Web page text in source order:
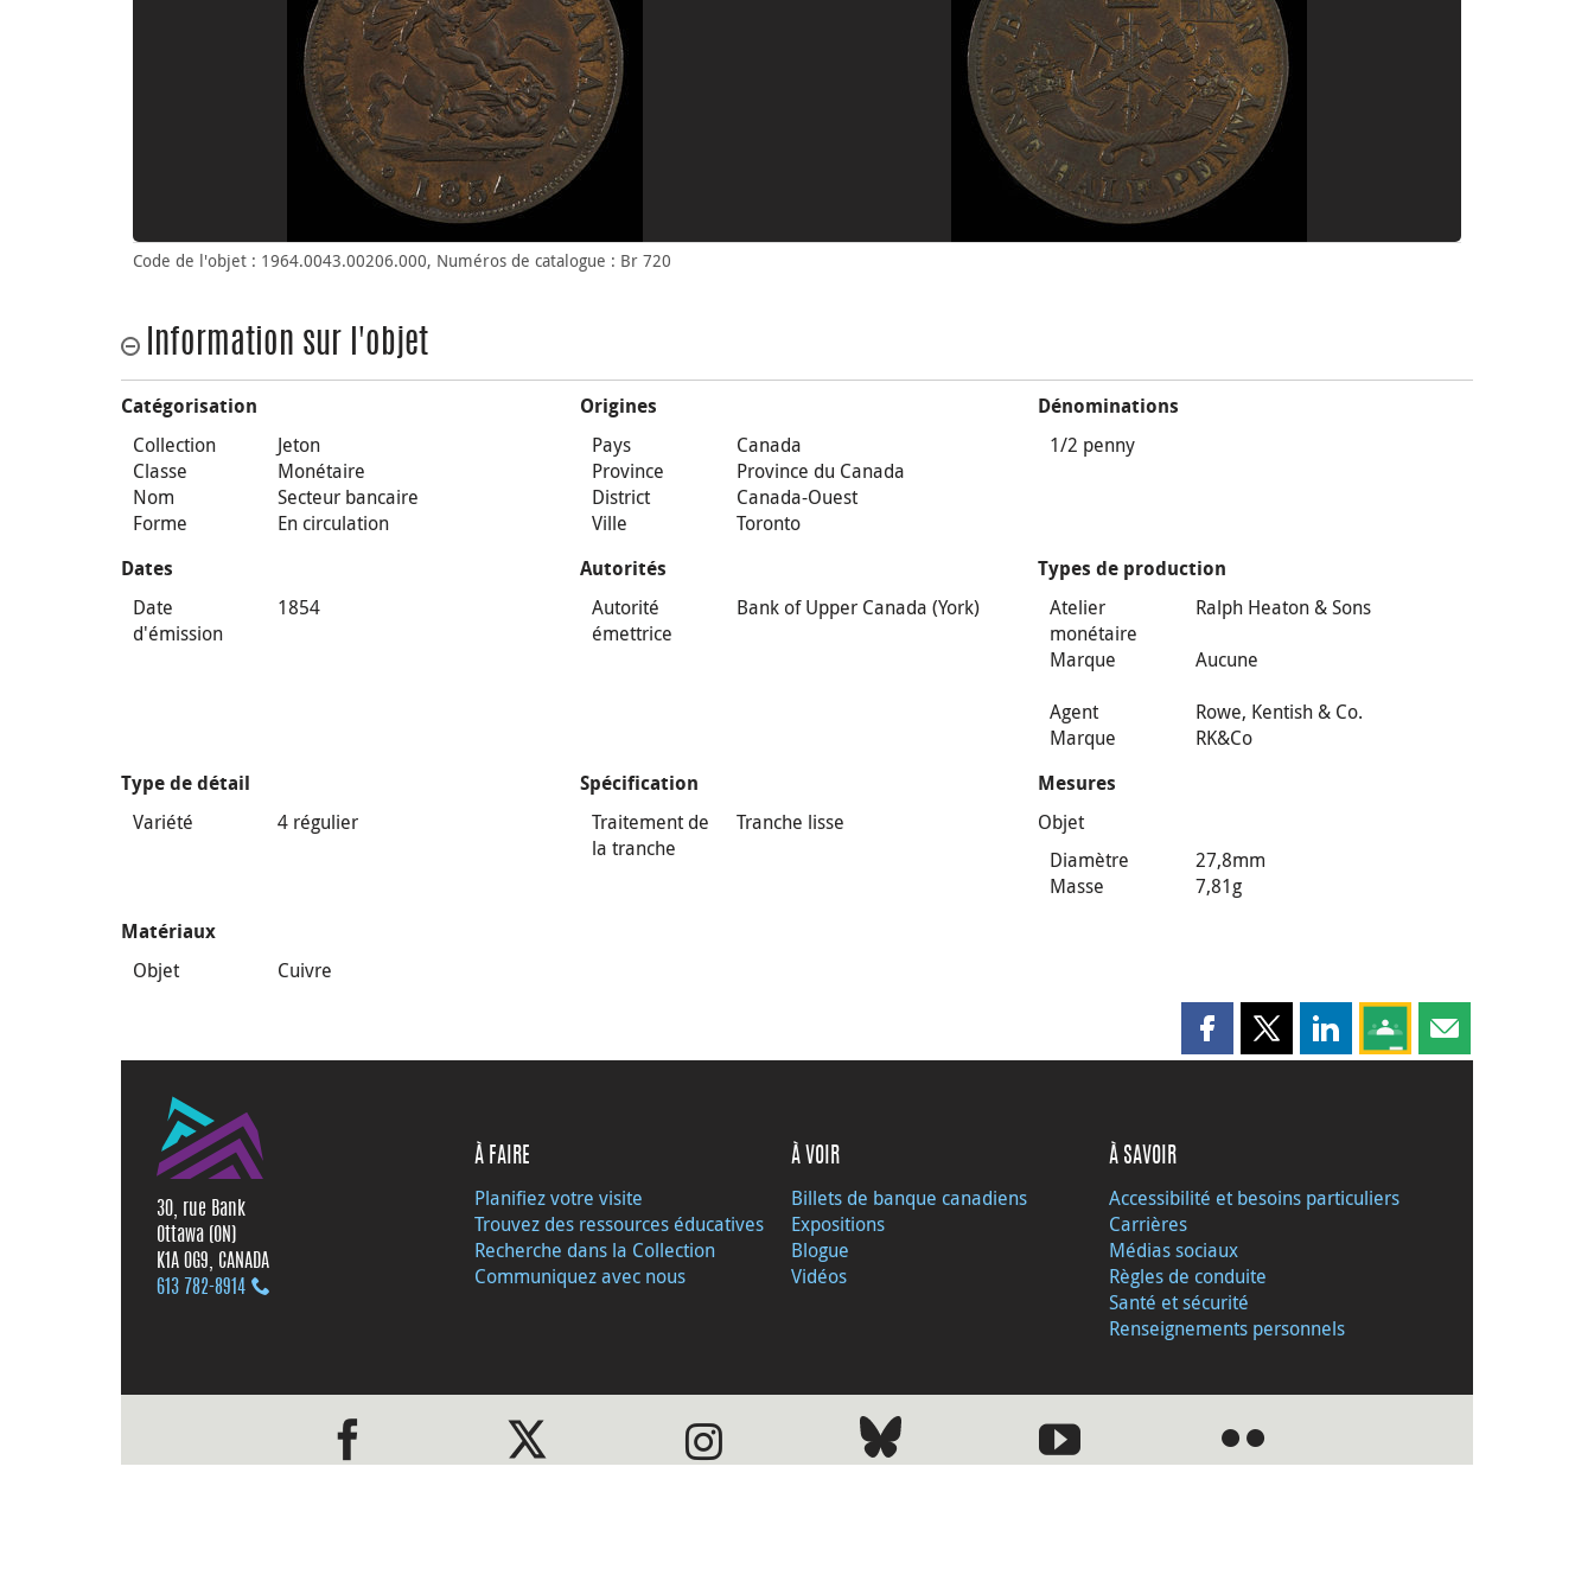
Code de l'objet : 1964.0043.00206.000, Numéros de catalogue : Br 720
Information sur l'objet
Catégorisation
Collection
Jeton
Classe
Monétaire
Nom
Secteur bancaire
Forme
En circulation
Origines
Pays
Canada
Province
Province du Canada
District
Canada-Ouest
Ville
Toronto
Dénominations
1/2 penny
Dates
Date
d'émission
1854
Autorités
Autorité
émettrice
Bank of Upper Canada (York)
Types de production
Atelier
monétaire
Ralph Heaton & Sons
Marque
Aucune
Agent
Rowe, Kentish & Co.
Marque
RK&Co
Type de détail
Variété 4 régulier
Spécification
Traitement de
la tranche
Tranche lisse
Mesures
Objet
Diamètre
27,8mm
Masse
7,81g
Matériaux
Objet Cuivre
Partager cette page sur Facebook
Partager cette page sur X
Partager cette page sur
Partagez cette page sur
Partager cette
30, rue Bank
Ottawa (ON)
K1A 0G9, CANADA
613 782‑8914
À FAIRE
Planifiez votre visite
Trouvez des ressources éducatives
Recherche dans la Collection
Communiquez avec nous
À VOIR
Billets de banque canadiens
Expositions
Blogue
Vidéos
À SAVOIR
Accessibilité et besoins particuliers
Carrières
Médias sociaux
Règles de conduite
Santé et sécurité
Renseignements personnels
●●